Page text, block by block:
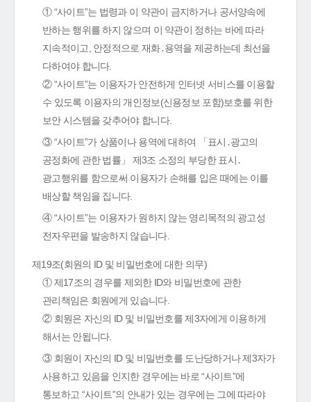
① “사이트”는 법령과 이 약관이 금지하거나 공서양속에
반하는 행위를 하지 않으며 이 약관이 정하는 바에 따라
지속적이고, 안정적으로 재화․용역을 제공하는데 최선을
다하여야 합니다.
② “사이트”는 이용자가 안전하게 인터넷 서비스를 이용할
수 있도록 이용자의 개인정보(신용정보 포함)보호를 위한
보안 시스템을 갖추어야 합니다.
③ “사이트”가 상품이나 용역에 대하여 「표시․광고의
공정화에 관한 법률」 제3조 소정의 부당한 표시․
광고행위를 함으로써 이용자가 손해를 입은 때에는 이를
배상할 책임을 집니다.
④ “사이트”는 이용자가 원하지 않는 영리목적의 광고성
전자우편을 발송하지 않습니다.
제19조(회원의 ID 및 비밀번호에 대한 의무)
① 제17조의 경우를 제외한 ID와 비밀번호에 관한
관리책임은 회원에게 있습니다.
② 회원은 자신의 ID 및 비밀번호를 제3자에게 이용하게
해서는 안됩니다.
③ 회원이 자신의 ID 및 비밀번호를 도난당하거나 제3자가
사용하고 있음을 인지한 경우에는 바로 “사이트”에
통보하고 “사이트”의 안내가 있는 경우에는 그에 따라야